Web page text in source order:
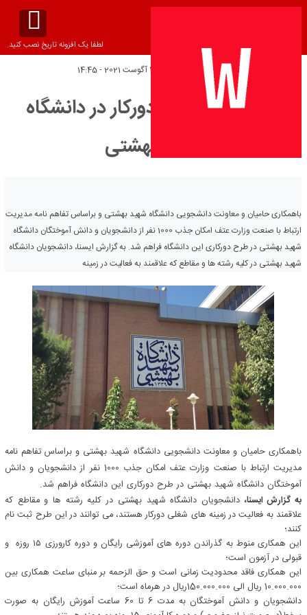
لطفا یک افزونه تاریخ نصب کنید.
تاریخ انتشار:
جذب 1000همکار دورکار در دانشگاه
شهید بهشتی
باهمکاری حامیان و معاونت دانشجویی دانشگاه شهید بهشتی و براساس تفاهم نامه مدیریت
ارتباط با صنعت وزارت عتف امکان جذب 1000 نفر از دانشجویان و دانش آموختگان دانشگاه
شهید بهشتی در طرح دورکاری این دانشگاه فراهم شد. به گزارش ایسنا، دانشجویان دانشگاه
شهید بهشتی در کلیه رشته ها و مقاطع که علاقمند به فعالیت در زمینه
باهمکاری حامیان و معاونت دانشجویی دانشگاه شهید بهشتی و براساس تفاهم نامه
مدیریت ارتباط با صنعت وزارت عتف امکان جذب 1000 نفر از دانشجویان و دانش
آموختگان دانشگاه شهید بهشتی در طرح دورکاری این دانشگاه فراهم شد.
به گزارش ایسنا، دانشجویان دانشگاه شهید بهشتی در کلیه رشته ها و مقاطع که
علاقمند به فعالیت در زمینه های شغلی دورکار هستند، می توانند در این طرح ثبت نام
کنند؛
این همکاری منوط به گذراندن دوره های آموزشی رایگان و دوره کارورزی ۱۵ روزه و
قبولی در آزمون است؛
این همکاری فاقد محدودیت زمانی است و حق الزحمه بر منبای ساعت همکاری بین
10.000.000 ریال الی 150.000.000ریال در هرماه است؛
دانشجویان و دانش آموختگان به مدت 6 تا 60 ساعت آموزش رایگان به صورت